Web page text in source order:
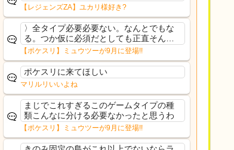
【レジェンズZA】ユカリ様好き?
〉全タイプ必要必要ない。なんとでもな
る。つか仮に必須だとしても正直そんな
もんに付き合う気は無い。運営は時間の
リソースを甘く見すぎなのよ。ポケスリ
やったことないやろうなと思ってる。〉
ラピスEX最短二年後...
【ポケスリ】ミュウツーが9月に登場!!
ポケスリに来てほしい
マリルリいいよね
まじでこれすぎるこのゲームタイプの種
類こんなに分ける必要なかったと思うわ
【ポケスリ】ミュウツーが9月に登場!!